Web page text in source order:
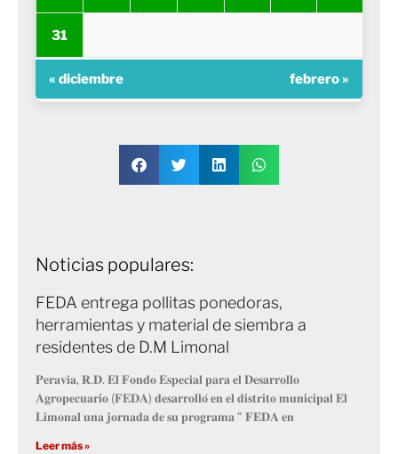
31
« diciembre febrero »
Noticias populares:
FEDA entrega pollitas ponedoras,
herramientas y material de siembra a
residentes de D.M Limonal
𝐏𝐞𝐫𝐚𝐯𝐢𝐚, 𝐑.𝐃. 𝐄𝐥 𝐅𝐨𝐧𝐝𝐨 𝐄𝐬𝐩𝐞𝐜𝐢𝐚𝐥 𝐩𝐚𝐫𝐚 𝐞𝐥 𝐃𝐞𝐬𝐚𝐫𝐫𝐨𝐥𝐥𝐨
𝐀𝐠𝐫𝐨𝐩𝐞𝐜𝐮𝐚𝐫𝐢𝐨 (𝐅𝐄𝐃𝐀) 𝐝𝐞𝐬𝐚𝐫𝐫𝐨𝐥𝐥𝐨́ 𝐞𝐧 𝐞𝐥 𝐝𝐢𝐬𝐭𝐫𝐢𝐭𝐨 𝐦𝐮𝐧𝐢𝐜𝐢𝐩𝐚𝐥 𝐄𝐥
𝐋𝐢𝐦𝐨𝐧𝐚𝐥 𝐮𝐧𝐚 𝐣𝐨𝐫𝐧𝐚𝐝𝐚 𝐝𝐞 𝐬𝐮 𝐩𝐫𝐨𝐠𝐫𝐚𝐦𝐚 “ 𝐅𝐄𝐃𝐀 𝐞𝐧
Leer más »